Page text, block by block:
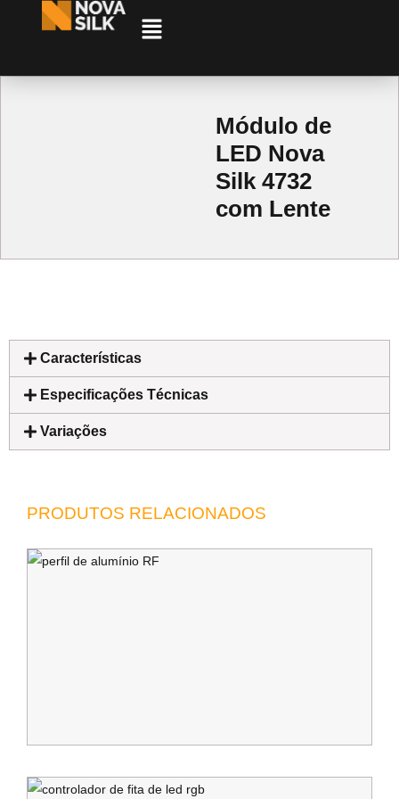
Módulo de
LED Nova
Silk 4732
com Lente
Características
Especificações Técnicas
Variações
PRODUTOS RELACIONADOS